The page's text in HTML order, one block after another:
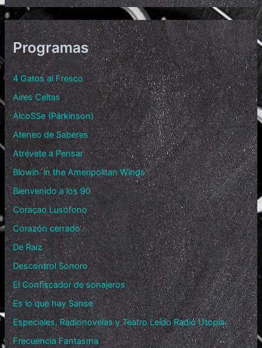
Programas
4 Gatos al Fresco
Aires Celtas
AlcoSSe (Párkinson)
Ateneo de Saberes
Atrévete a Pensar
Blowin´in the Ameripolitan Winds
Bienvenido a los 90
Coraçao Lusófono
Corazón cerrado
De Raíz
Descontrol Sonoro
El Confiscador de sonajeros
Es lo que hay Sanse
Especiales, Radionovelas y Teatro Leído Radio Utopía
Frecuencia Fantasma